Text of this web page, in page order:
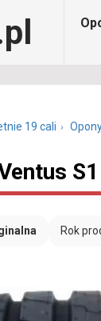
19 cali
Rok